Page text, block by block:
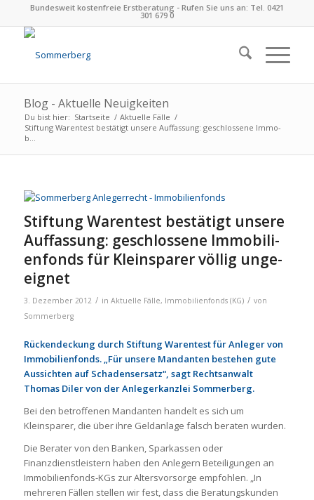
Bundesweit kostenfreie Erstberatung - Rufen Sie uns an: Tel. 0421
301 679 0
Blog - Aktuelle Neuigkeiten
Du bist hier: Startseite / Aktuelle Fälle /
Stif­tung Waren­test bestä­tigt unsere Auf­fas­sung: geschlos­sene Immo­
b...
Stif­tung Waren­test bestä­tigt unsere
Auf­fas­sung: geschlos­sene Immo­bi­li­
en­fonds für Klein­spa­rer völ­lig unge­
eig­net
3. Dezember 2012 / in Aktuelle Fälle, Immobilienfonds (KG) / von
Sommerberg
Rückendeckung durch Stiftung Warentest für Anleger von
Immobilienfonds. „Für unsere Mandanten bestehen gute
Aussichten auf Schadensersatz“, sagt Rechtsanwalt
Thomas Diler von der Anlegerkanzlei Sommerberg.
Bei den betroffenen Mandanten handelt es sich um
Kleinsparer, die über ihre Geldanlage falsch beraten wurden.
Die Berater von den Banken, Sparkassen oder
Finanzdienstleistern haben den Anlegern Beteiligungen an
Immobilienfonds-KGs zur Altersvorsorge empfohlen. „In
mehreren Fällen stellen wir fest, dass die Beratungskunden